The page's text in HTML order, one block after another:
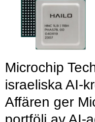
Microchip
israeliska AI-
Affären ger